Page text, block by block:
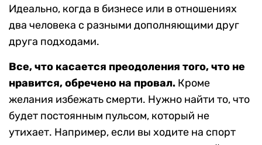
Идеально, когда в бизнесе или в отношениях
два человека с разными дополняющими друг
друга подходами.
Все, что касается преодоления того, что не
нравится, обречено на провал. Кроме
желания избежать смерти. Нужно найти то, что
будет постоянным пульсом, который не
утихает. Например, если вы ходите на спорт